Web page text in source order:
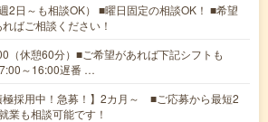
2日～も相談OK） ■曜日固定の相談OK！ ■希望
ばご相談ください！
（休憩60分）■ご希望があれば下記シフトも
～16:00遅番 …
極採用中！急募！】2カ月～ ■ご応募から最短2
業も相談可能です！